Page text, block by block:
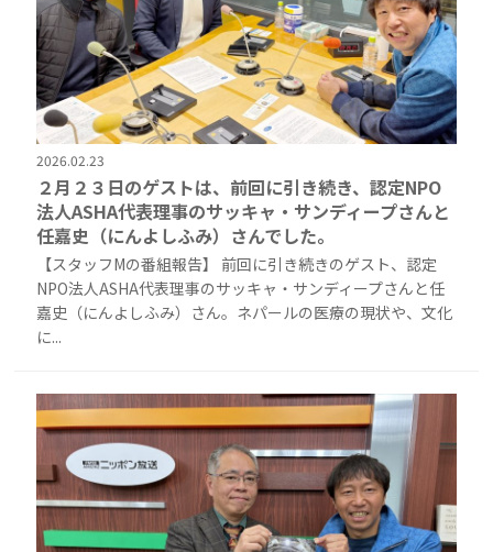
2026.02.23
２月２３日のゲストは、前回に引き続き、認定NPO
法人ASHA代表理事のサッキャ・サンディープさんと
任嘉史（にんよしふみ）さんでした。
【スタッフMの番組報告】 前回に引き続きのゲスト、認定
NPO法人ASHA代表理事のサッキャ・サンディープさんと任
嘉史（にんよしふみ）さん。ネパールの医療の現状や、文化
に...